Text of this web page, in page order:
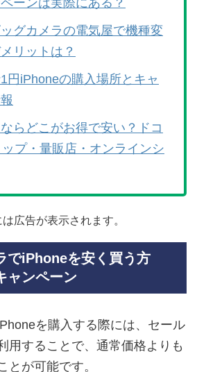
ーンは実際にある？
グカメラの電気屋で機種変
リットは？
円iPhoneの購入場所とキャ
らどこがお得で安い？ドコ
プ・量販店・オンラインシ
広告が表示されます。
でiPhoneを安く買う方
ャンペーン
を購入する際には、セール
用することで、通常価格よりも
とが可能です。